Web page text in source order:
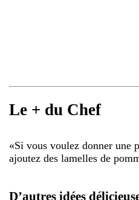
Le + du Chef
«Si vous voulez donner une
ajoutez des lamelles de
D’autres idées